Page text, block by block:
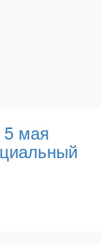
5 мая